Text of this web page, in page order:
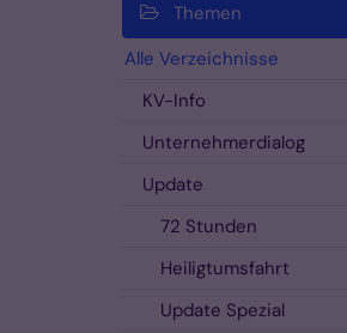
Themen
Alle Verzeichnisse
KV-Info
Unternehmerdialog
Update
72 Stunden
Heiligtumsfahrt
Update Spezial